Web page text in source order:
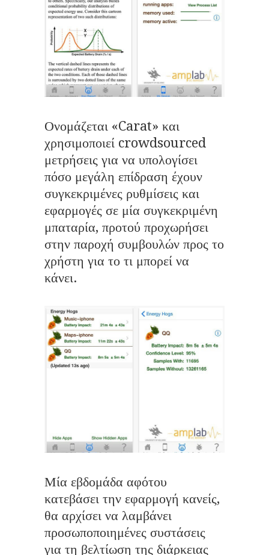
Ονομάζεται «Carat» και
χρησιμοποιεί crowdsourced
μετρήσεις για να υπολογίσει
πόσο μεγάλη επίδραση έχουν
συγκεκριμένες ρυθμίσεις και
εφαρμογές σε μία συγκεκριμένη
μπαταρία, προτού προχωρήσει
στην παροχή συμβουλών προς το
χρήστη για το τι μπορεί να
κάνει.
Μία εβδομάδα αφότου
κατεβάσει την εφαρμογή κανείς,
θα αρχίσει να λαμβάνει
προσωποποιημένες συστάσεις
για τη βελτίωση της διάρκειας